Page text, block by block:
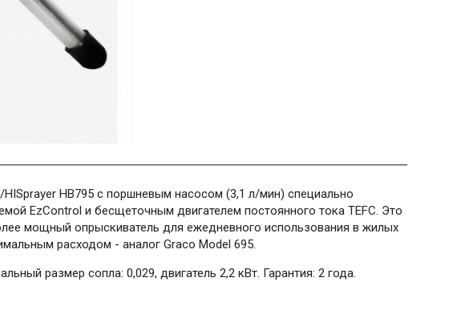
HB795 с поршневым насосом (3,1 л/мин) специально
EzControl и бесщеточным двигателем постоянного тока TEFC. Это
мощный опрыскиватель для ежедневного использования в жилых
расходом - аналог Graco Model 695.
размер сопла: 0,029, двигатель 2,2 кВт. Гарантия: 2 года.